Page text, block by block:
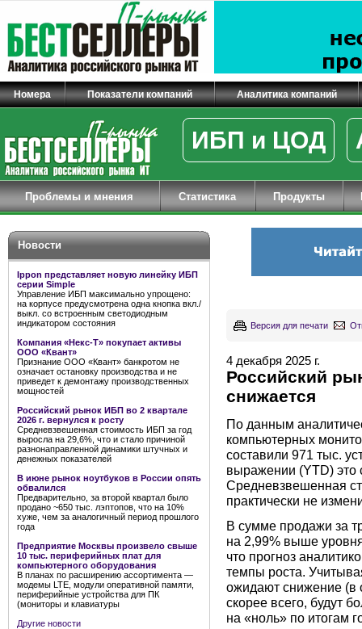
Номера Показатели компаний Аналитика компаний
ИБП и ЦОД
Проблемы и мнения Статистика Продукты
Новости
Ippon представляет новую линейку ИБП
серии Simple
Управление ИБП максимально упрощено:
на корпусе предусмотрена одна кнопка вкл./
выкл. со встроенным светодиодным
индикатором состояния
Компания «Некс-Т» покупает активы
ООО «Квант»
Признание ООО «Квант» банкротом не
означает остановку производства и не
приведет к демонтажу производственных
мощностей
Российский рынок ИБП во 2 квартале
2026 г. вернулся к росту
Средневзвешенная стоимость ИБП за год
выросла на 29,6%, что и стало причиной
разнонаправленной динамики штучных и
денежных показателей
В июне рынок ноутбуков в России опять
обвалился
Предварительно, за второй квартал было
продано ~650 тыс. лэптопов, что на 10%
хуже, чем за аналогичный период прошлого
года
Предприятие Москвы произвело свыше
10 тыс. периферийных плат для
компьютерного оборудования
В планах по расширению ассортимента —
модемы LTE, модули оперативной памяти,
периферийные устройства для ПК
(мониторы и клавиатуры
Другие новости
Версия для печати
4 декабря 2025 г.
Российский
снижается
По данным
компьютерных
составили 971 тыс.
выражении (YTD) это
Средневзвешенная
практически не
В сумме продажи за
на 2,99% выше
что прогноз
темпы роста.
ожидают снижение (в
скорее всего, будут
на «ноль» по итогам